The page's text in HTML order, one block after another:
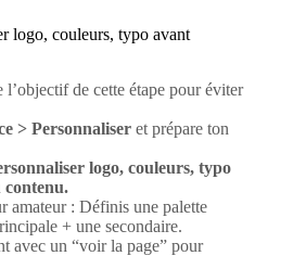
logo, couleurs, typo avant
l’objectif de cette étape pour éviter
> Personnaliser et prépare ton
logo, couleurs, typo
contenu.
amateur : Définis une palette
+ une secondaire.
avec un “voir la page” pour